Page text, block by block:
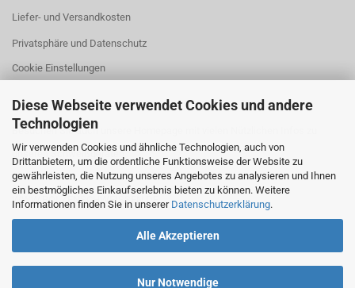
Diese Webseite verwendet Cookies und andere
Technologien
Wir verwenden Cookies und ähnliche Technologien, auch von
Drittanbietern, um die ordentliche Funktionsweise der Website zu
gewährleisten, die Nutzung unseres Angebotes zu analysieren und Ihnen
ein bestmögliches Einkaufserlebnis bieten zu können. Weitere
Informationen finden Sie in unserer Datenschutzerklärung.
Alle Akzeptieren
Nur Notwendige
Liefer- und Versandkosten
Privatsphäre und Datenschutz
Cookie Einstellungen
Besuchen Sie auch unsere Homepage mit vielen Nützlichen Infos zu
unseren Schweißgeräten
WWW.BOLZENSCHWEISSEN.DE